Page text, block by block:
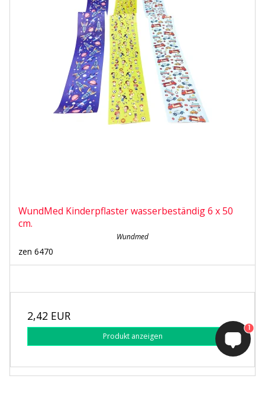
WundMed Kinderpflaster wasserbeständig 6 x 50
cm.
Wundmed
zen 6470
2,42 EUR
Produkt anzeigen
1